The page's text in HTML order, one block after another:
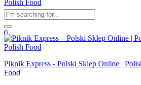
0
Piknik Express - Polski Sklep Online |
Food